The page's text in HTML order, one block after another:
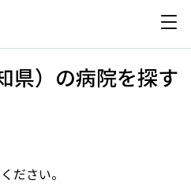
県）の病院を探す
ださい。